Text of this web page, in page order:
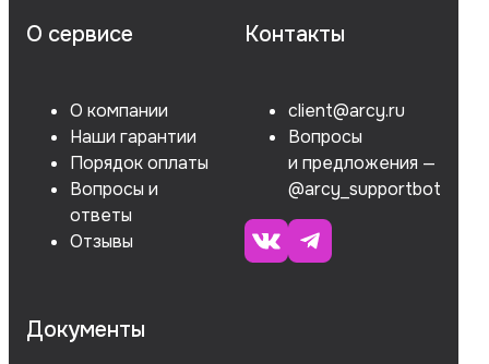
О сервисе
О компании
Наши гарантии
Порядок оплаты
Вопросы и
ответы
Отзывы
Контакты
client@arcy.ru
Вопросы
и предложения —
@arcy_supportbot
Документы